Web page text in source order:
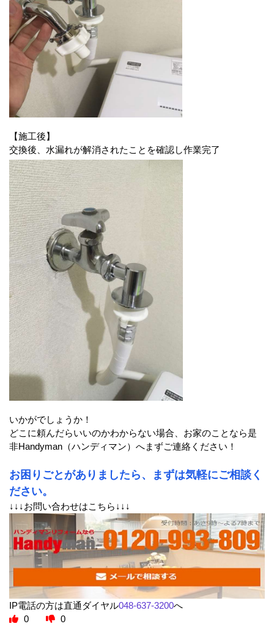
【施工後】
交換後、水漏れが解消されたことを確認し作業完了
いかがでしょうか！
どこに頼んだらいいのかわからない場合、お家のことなら是
非Handyman（ハンディマン）へまずご連絡ください！
お困りごとがありましたら、まずは気軽にご相談く
ださい。
↓↓↓お問い合わせはこちら↓↓↓
IP電話の方は直通ダイヤル048-637-3200へ
0
0